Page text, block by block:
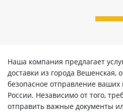
Наша компания предлагает
доставки из города Вешенская,
безопасное отправление
России. Независимо от того,
отправить важные документы